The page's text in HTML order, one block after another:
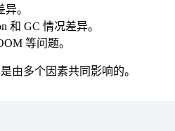
。
和 GC 情况差异。
等问题。
由多个因素共同影响的。